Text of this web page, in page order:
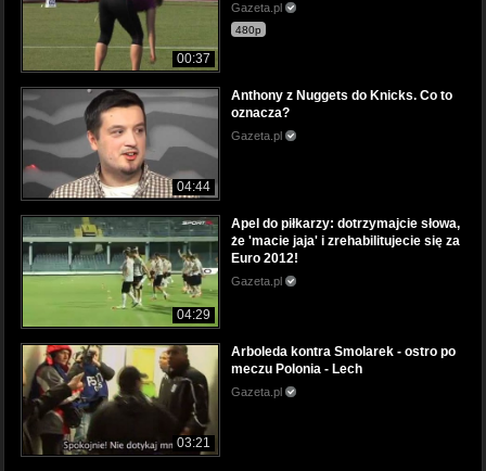
00:37
Gazeta.pl
480p
04:44
Anthony z Nuggets do Knicks. Co to
oznacza?
Gazeta.pl
04:29
Apel do piłkarzy: dotrzymajcie słowa,
że 'macie jaja' i zrehabilitujecie się za
Euro 2012!
Gazeta.pl
03:21
Arboleda kontra Smolarek - ostro po
meczu Polonia - Lech
Gazeta.pl